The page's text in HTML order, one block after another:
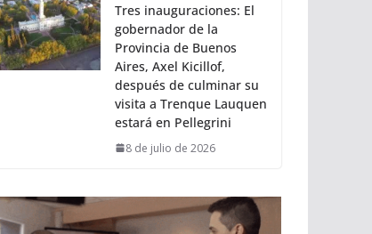
Tres inauguraciones: El
gobernador de la
Provincia de Buenos
Aires, Axel Kicillof,
después de culminar su
visita a Trenque Lauquen
estará en Pellegrini
8 de julio de 2026